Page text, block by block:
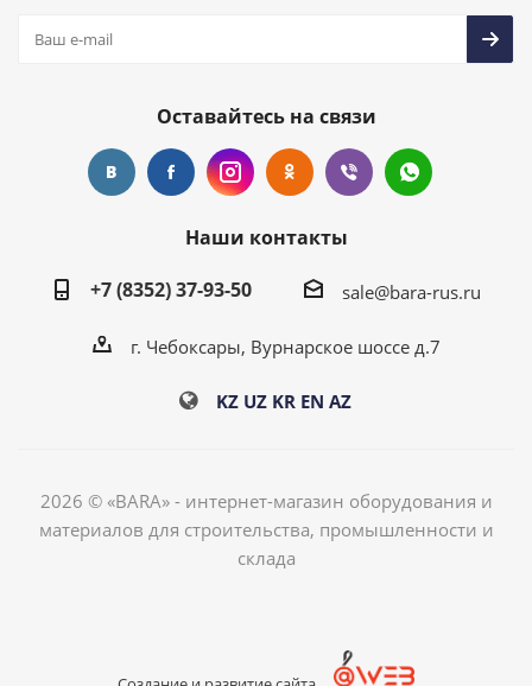
Оставайтесь на связи
Наши контакты
+7 (8352) 37-93-50
sale@bara-rus.ru
г. Чебоксары, Вурнарское шоссе д.7
KZ UZ KR EN AZ
2026 © «BARA» - интернет-магазин оборудования и
материалов для строительства, промышленности и
склада